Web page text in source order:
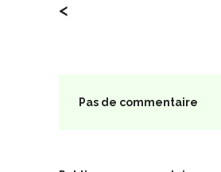
<
Pas de commentaire